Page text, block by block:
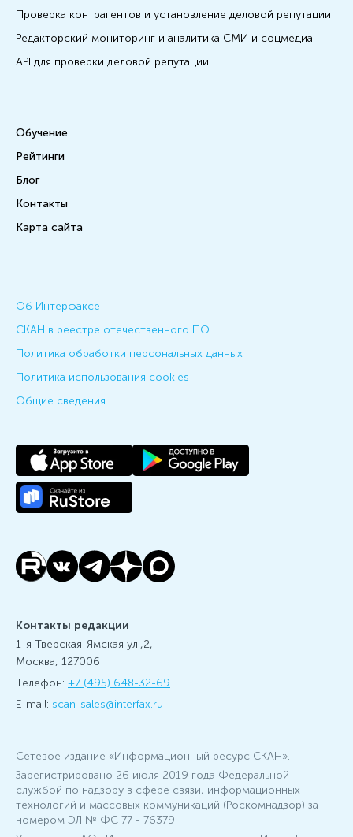
Проверка контрагентов и установление деловой репутации
Редакторский мониторинг и аналитика СМИ и соцмедиа
API для проверки деловой репутации
Обучение
Рейтинги
Блог
Контакты
Карта сайта
Об Интерфаксе
СКАН в реестре отечественного ПО
Политика обработки персональных данных
Политика использования cookies
Общие сведения
Сетевое издание «Информационный ресурс СКАН».
Зарегистрировано 26 июля 2019 года Федеральной
службой по надзору в сфере связи, информационных
технологий и массовых коммуникаций (Роскомнадзор) за
номером ЭЛ № ФС 77 - 76379
Контакты редакции
1-я Тверская-Ямская ул.,2,
Москва, 127006
Телефон: +7 (495) 648-32-69
E-mail: scan-sales@interfax.ru